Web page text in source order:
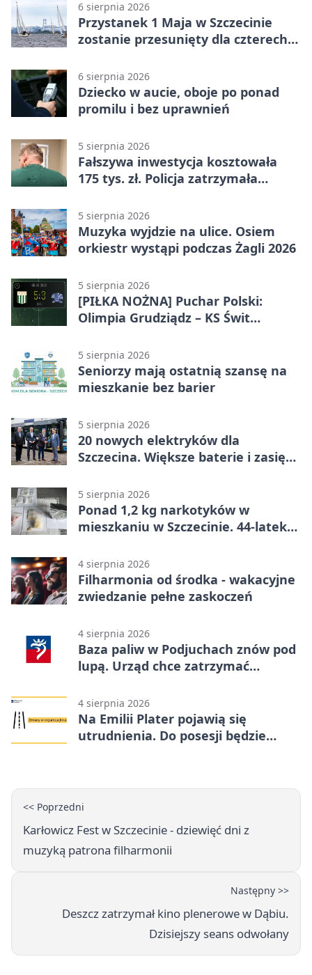
6 sierpnia 2026
Przystanek 1 Maja w Szczecinie
zostanie przesunięty dla czterech
6 sierpnia 2026
Dziecko w aucie, oboje po ponad
promilu i bez uprawnień
5 sierpnia 2026
Fałszywa inwestycja kosztowała
175 tys. zł. Policja zatrzymała
5 sierpnia 2026
Muzyka wyjdzie na ulice. Osiem
orkiestr wystąpi podczas Żagli 2026
5 sierpnia 2026
[PIŁKA NOŻNA] Puchar Polski:
Olimpia Grudziądz – KS Świt
stracił dwubramkowe prowadzenie
5 sierpnia 2026
Seniorzy mają ostatnią szansę na
mieszkanie bez barier
5 sierpnia 2026
20 nowych elektryków dla
Szczecina. Większe baterie i zasięg
5 sierpnia 2026
Ponad 1,2 kg narkotyków w
mieszkaniu w Szczecinie. 44-latek
4 sierpnia 2026
Filharmonia od środka - wakacyjne
zwiedzanie pełne zaskoczeń
4 sierpnia 2026
Baza paliw w Podjuchach znów pod
lupą. Urząd chce zatrzymać
4 sierpnia 2026
Na Emilii Plater pojawią się
utrudnienia. Do posesji będzie
<< Poprzedni
Karłowicz Fest w Szczecinie - dziewięć dni z
muzyką patrona filharmonii
Następny >>
Deszcz zatrzymał kino plenerowe w Dąbiu.
Dzisiejszy seans odwołany